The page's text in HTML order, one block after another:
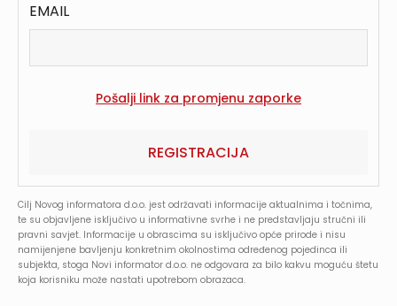
EMAIL
REGISTRACIJA
Cilj Novog informatora d.o.o. jest održavati informacije aktualnima i točnima,
te su objavljene isključivo u informativne svrhe i ne predstavljaju stručni ili
pravni savjet. Informacije u obrascima su isključivo opće prirode i nisu
namijenjene bavljenju konkretnim okolnostima određenog pojedinca ili
subjekta, stoga Novi informator d.o.o. ne odgovara za bilo kakvu moguću štetu
koja korisniku može nastati upotrebom obrazaca.